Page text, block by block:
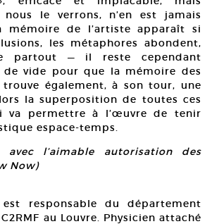
nous le verrons, n’en est jamais
mémoire de l’artiste apparaît si
les métaphores abondent,
partout — il reste cependant
de vide pour que la mémoire des
également, à son tour, une
la superposition de toutes ces
va permettre à l’œuvre de tenir
espace-temps.
avec l’aimable autorisation des
Now)
est responsable du département
au Louvre. Physicien attaché